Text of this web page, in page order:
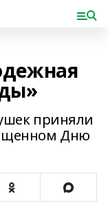
приняли
Дню